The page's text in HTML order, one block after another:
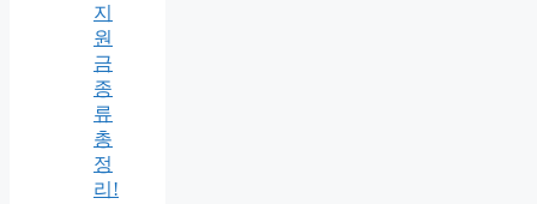
지
원
금
종
류
총
정
리!